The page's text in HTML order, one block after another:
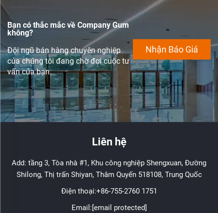
Bạn có thắc mắc về Company Gum
không?
Đội ngũ bán hàng chuyên nghiệp
của chúng tôi đang chờ đợi cuộc tư
vấn của bạn.
Nhận Báo Giá
Liên hệ
Add: tầng 3, Tòa nhà #1, Khu công nghiệp Shengxuan, Đường
Shilong, Thị trấn Shiyan, Thâm Quyến 518108, Trung Quốc
Điện thoại:+86-755-2760 1751
Email:[email protected]